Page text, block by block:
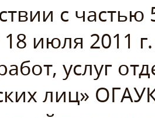
с
18 июля 2011
услуг
лиц»